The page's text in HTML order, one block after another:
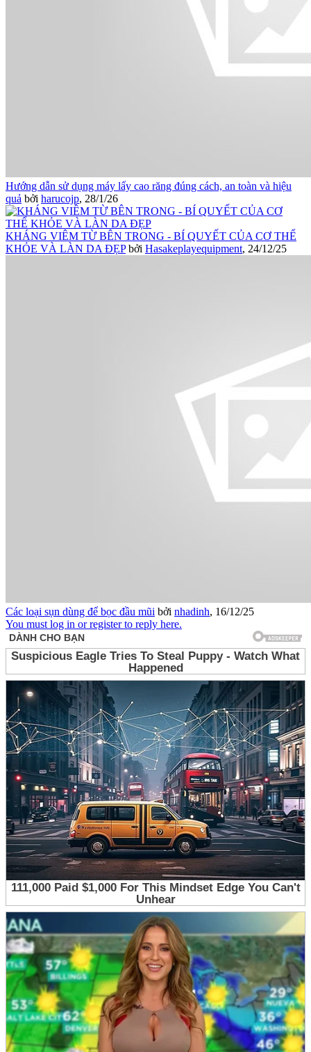
Hướng dẫn sử dụng máy lấy cao răng đúng cách, an toàn và hiệu
quả bởi harucojp, 28/1/26
KHÁNG VIÊM TỪ BÊN TRONG - BÍ QUYẾT CỦA CƠ THỂ
KHỎE VÀ LÀN DA ĐẸP bởi Hasakeplayequipment, 24/12/25
Các loại sụn dùng để bọc đầu mũi bởi nhadinh, 16/12/25
You must log in or register to reply here.